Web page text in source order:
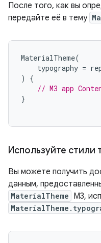
После того, как вы
передайте её в тему
MaterialTheme(
typography =
)
{
// M3 app
}
Используйте стили
Вы можете получить
данным,
MaterialTheme M3,